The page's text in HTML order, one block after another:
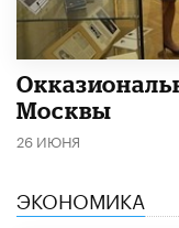
Москвы
26 ИЮНЯ
ЭКОНОМИКА